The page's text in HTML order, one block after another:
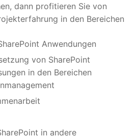
dann profitieren Sie von
in den Bereichen
Anwendungen
von SharePoint
in den Bereichen
in andere